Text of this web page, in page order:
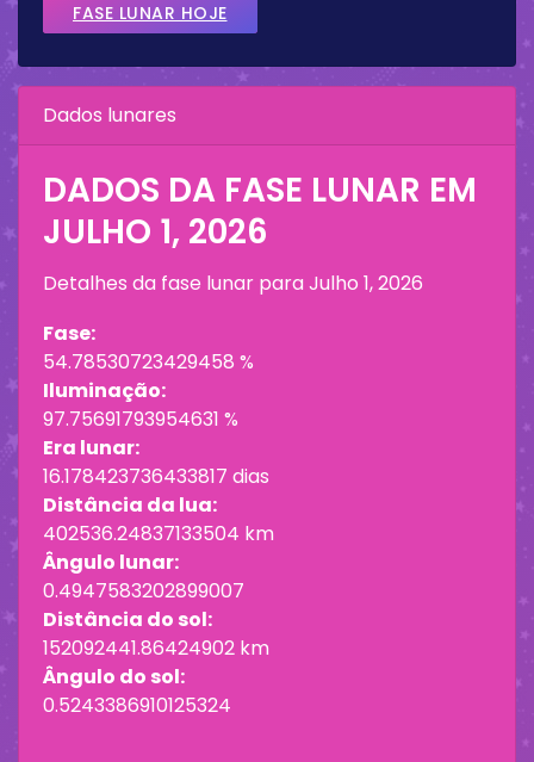
FASE LUNAR HOJE
Dados lunares
DADOS DA FASE LUNAR EM
JULHO 1, 2026
Detalhes da fase lunar paraJulho 1, 2026
Fase:
54.78530723429458 %
Iluminação:
97.75691793954631 %
Era lunar:
16.178423736433817 dias
Distância da lua:
402536.24837133504 km
Ângulo lunar:
0.4947583202899007
Distância do sol:
152092441.86424902 km
Ângulo do sol:
0.5243386910125324